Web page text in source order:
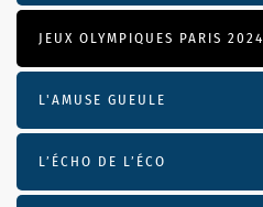
JEUX OLYMPIQUES PARIS 2024
L'AMUSE GUEULE
L’ÉCHO DE L’ÉCO